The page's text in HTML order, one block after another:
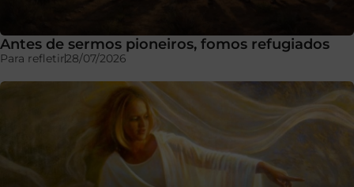
Antes de sermos pioneiros, fomos refugiados
Para refletir28/07/2026